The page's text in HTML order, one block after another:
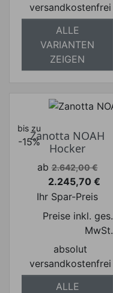
versandkostenfrei
ALLE
VARIANTEN
ZEIGEN
bis zu
-15%Zanotta NOAH
Hocker
Verkaufspreis
ab 2.642,00 €
Preis
2.245,70 €
Ihr Spar-Preis
Preise inkl. ges.
MwSt.
absolut
versandkostenfrei
ALLE